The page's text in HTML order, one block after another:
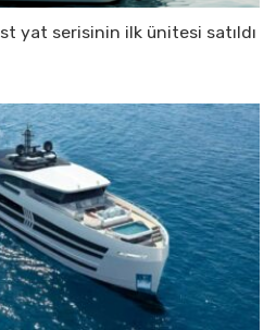
yat serisinin ilk ünitesi satıldı